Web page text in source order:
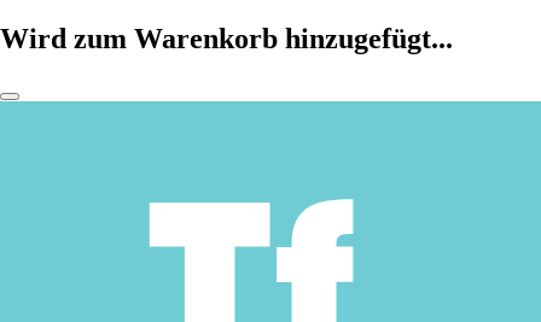
Wird zum Warenkorb hinzugefügt...